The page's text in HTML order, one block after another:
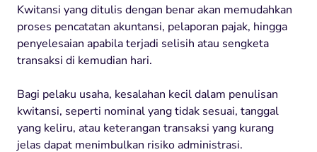
Kwitansi yang ditulis dengan benar akan memudahkan
proses pencatatan akuntansi, pelaporan pajak, hingga
penyelesaian apabila terjadi selisih atau sengketa
transaksi di kemudian hari.
Bagi pelaku usaha, kesalahan kecil dalam penulisan
kwitansi, seperti nominal yang tidak sesuai, tanggal
yang keliru, atau keterangan transaksi yang kurang
jelas dapat menimbulkan risiko administrasi.